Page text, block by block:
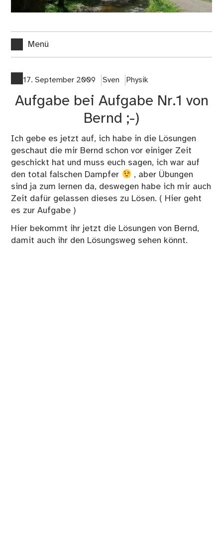
Menü
17. September 2009 Sven Physik
Aufgabe bei Aufgabe Nr.1 von
Bernd ;-)
Ich gebe es jetzt auf, ich habe in die Lösungen
geschaut die mir Bernd schon vor einiger Zeit
geschickt hat und muss euch sagen, ich war auf
den total falschen Dampfer
, aber Übungen
sind ja zum lernen da, deswegen habe ich mir auch
Zeit dafür gelassen dieses zu Lösen. ( Hier geht
es zur Aufgabe )
Hier bekommt ihr jetzt die Lösungen von Bernd,
damit auch ihr den Lösungsweg sehen könnt.